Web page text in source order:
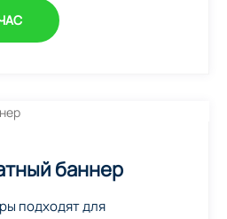
баннер
подходят для